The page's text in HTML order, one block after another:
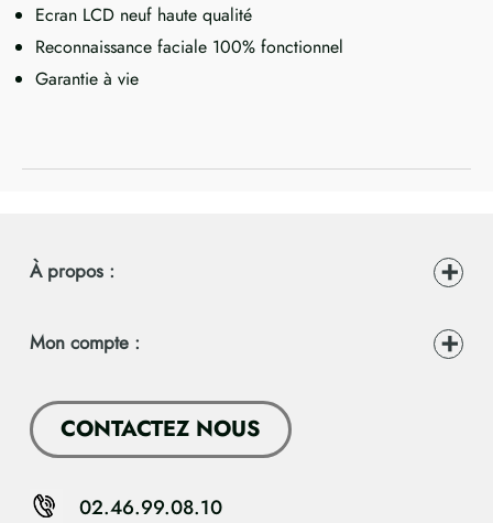
Ecran LCD neuf haute qualité
Reconnaissance faciale 100% fonctionnel
Garantie à vie
À propos :
Mon compte :
CONTACTEZ NOUS
02.46.99.08.10